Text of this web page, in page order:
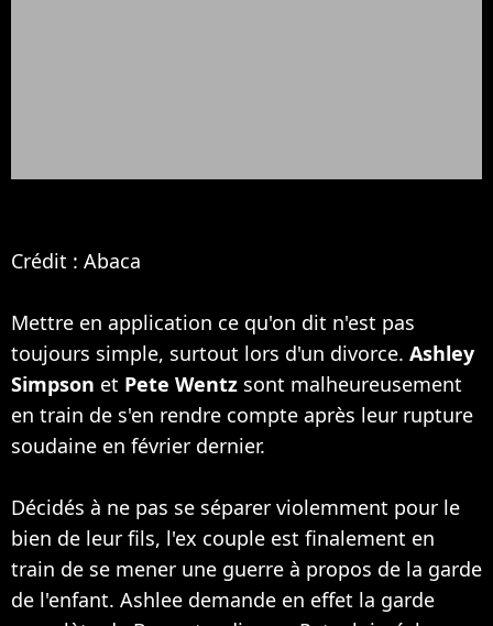
Crédit : Abaca
Mettre en application ce qu'on dit n'est pas
toujours simple, surtout lors d'un divorce. Ashley
Simpson et Pete Wentz sont malheureusement
en train de s'en rendre compte après leur rupture
soudaine en février dernier.
Décidés à ne pas se séparer violemment pour le
bien de leur fils, l'ex couple est finalement en
train de se mener une guerre à propos de la garde
de l'enfant. Ashlee demande en effet la garde